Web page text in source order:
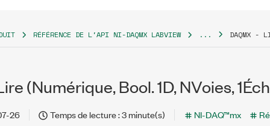
RÉFÉRENCE DE L'API NI-DAQMX LABVIEW ... DAQMX -
(Numérique, Bool. 1D, NVoies,
26 Temps de lecture : 3 minute(s) NI-DAQ™mx